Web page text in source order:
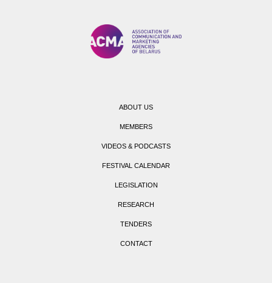
ABOUT US
MEMBERS
VIDEOS & PODCASTS
FESTIVAL CALENDAR
LEGISLATION
RESEARCH
TENDERS
CONTACT